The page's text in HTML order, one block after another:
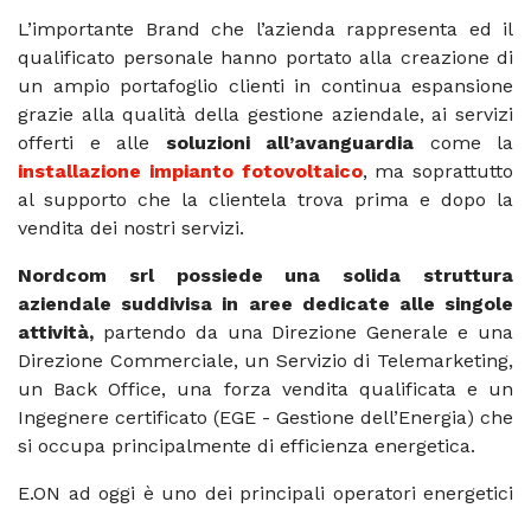
L’importante Brand che l’azienda rappresenta ed il
qualificato personale hanno portato alla creazione di
un ampio portafoglio clienti in continua espansione
grazie alla qualità della gestione aziendale, ai servizi
offerti e alle soluzioni all’avanguardia come la
installazione impianto fotovoltaico, ma soprattutto
al supporto che la clientela trova prima e dopo la
vendita dei nostri servizi.
Nordcom srl possiede una solida struttura
aziendale suddivisa in aree dedicate alle singole
attività, partendo da una Direzione Generale e una
Direzione Commerciale, un Servizio di Telemarketing,
un Back Office, una forza vendita qualificata e un
Ingegnere certificato (EGE - Gestione dell’Energia) che
si occupa principalmente di efficienza energetica.
E.ON ad oggi è uno dei principali operatori energetici